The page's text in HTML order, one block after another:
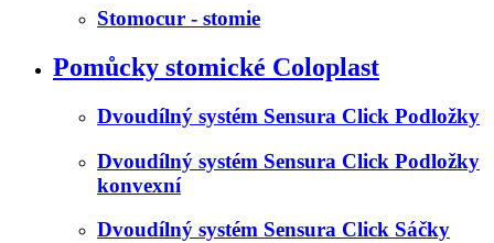
Stomocur - stomie
Pomůcky stomické Coloplast
Dvoudílný systém Sensura Click Podložky
Dvoudílný systém Sensura Click Podložky
konvexní
Dvoudílný systém Sensura Click Sáčky